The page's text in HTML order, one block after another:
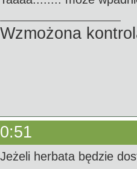
Wzmożona
Jeżeli herbata będzie